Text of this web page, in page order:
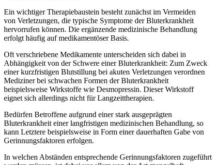
Ein wichtiger Therapiebaustein besteht zunächst im Vermeiden
von Verletzungen, die typische Symptome der Bluterkrankheit
hervorrufen können. Die ergänzende medizinische Behandlung
erfolgt häufig auf medikamentöser Basis.
Oft verschriebene Medikamente unterscheiden sich dabei in
Abhängigkeit von der Schwere einer Bluterkrankheit: Zum Zweck
einer kurzfristigen Blutstillung bei akuten Verletzungen verordnen
Mediziner bei schwachen Formen der Bluterkrankheit
beispielsweise Wirkstoffe wie Desmopressin. Dieser Wirkstoff
eignet sich allerdings nicht für Langzeittherapien.
Bedürfen Betroffene aufgrund einer stark ausgeprägten
Bluterkrankheit einer langfristigen medizinischen Behandlung, so
kann Letztere beispielsweise in Form einer dauerhaften Gabe von
Gerinnungsfaktoren erfolgen.
In welchen Abständen entsprechende Gerinnungsfaktoren zugeführt